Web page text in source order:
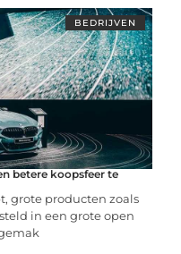
BEDRIJVEN
betere koopsfeer te
grote producten zoals
in een grote open